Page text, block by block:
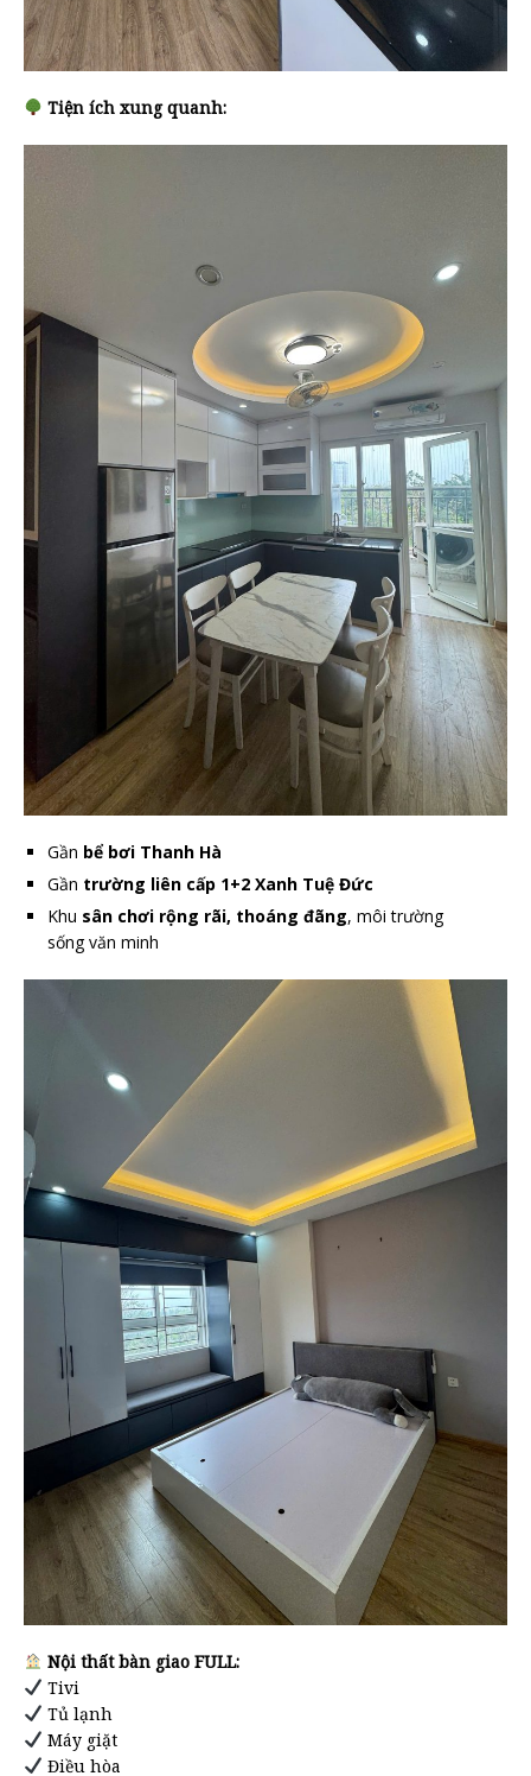
Tiện ích xung quanh:
Gần bể bơi Thanh Hà
Gần trường liên cấp 1+2 Xanh Tuệ Đức
Khu sân chơi rộng rãi, thoáng đãng, môi trường
sống văn minh
Nội thất bàn giao FULL:
Tivi
Tủ lạnh
Máy giặt
Điều hòa